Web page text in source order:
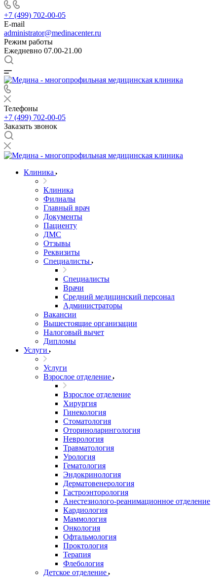
+7 (499) 702-00-05
E-mail
administrator@medinacenter.ru
Режим работы
Ежедневно 07.00-21.00
Телефоны
+7 (499) 702-00-05
Заказать звонок
Клиника
Клиника
Филиалы
Главный врач
Документы
Пациенту
ДМС
Отзывы
Реквизиты
Специалисты
Специалисты
Врачи
Средний медицинский персонал
Администраторы
Вакансии
Вышестоящие организации
Налоговый вычет
Дипломы
Услуги
Услуги
Взрослое отделение
Взрослое отделение
Хирургия
Гинекология
Стоматология
Оториноларингология
Неврология
Травматология
Урология
Гематология
Эндокринология
Дерматовенерология
Гастроэнторология
Анестезиолого-реанимационное отделение
Кардиология
Маммология
Онкология
Офтальмология
Проктология
Терапия
Флебология
Детское отделение